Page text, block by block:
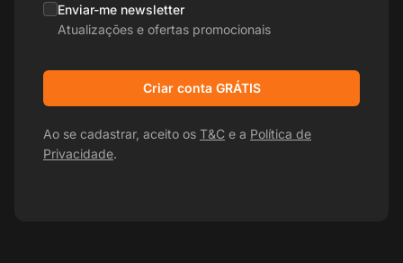
Enviar-me newsletter
Atualizações e ofertas promocionais
Criar conta GRÁTIS
Ao se cadastrar, aceito os T&C e a Política de
Privacidade.